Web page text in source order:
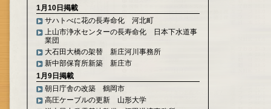
1月10日掲載
サハトべに花の長寿命化 河北町
上山市浄水センターの長寿命化 日本下水道事
業団
大石田大橋の架替 新庄河川事務所
新中部保育所新築 新庄市
1月9日掲載
朝日庁舎の改築 鶴岡市
高圧ケーブルの更新 山形大学